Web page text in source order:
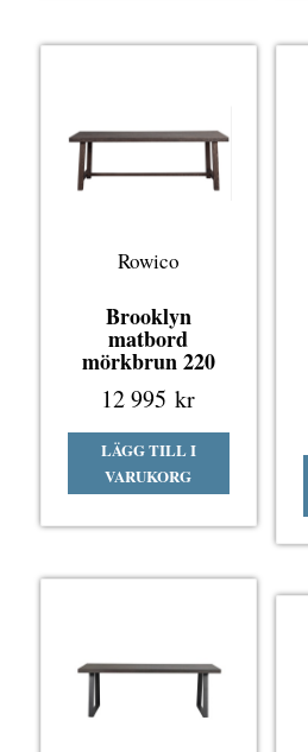
Rowico
Brooklyn
matbord
mörkbrun 220
12 995kr
LÄGG TILL I
VARUKORG